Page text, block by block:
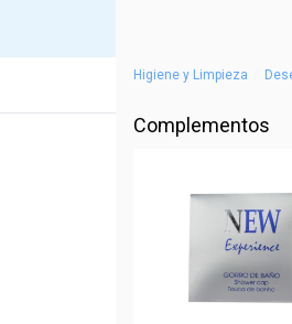
Higiene y Limpieza
Complementos